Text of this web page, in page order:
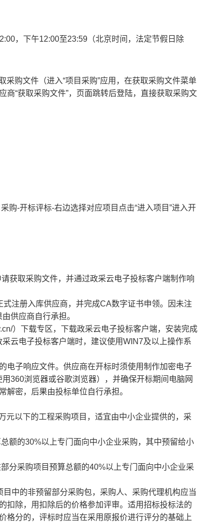
，下午12:00至23:59 （北京时间，法定节假日除
购文件（进入“项目采购”应用，在获取采购文件菜单
“获取采购文件”，页面跳转后登陆，直接获取采购文
购-开标评标-右边选择对应项目点击“进入项目”进入开
获取采购文件，并通过政采云电子投标客户端制作响
注册入库供应商，并完成CA数字证书申领。因未注
供应商自行承担。
）下载专区，下载政采云电子投标客户端，安装完成
云电子投标客户端时，建议使用WIN7及以上操作系
电子响应文件。供应商在开标时须使用制作加密电子
360浏览器或谷歌浏览器），并确保开标期间电脑网
解密，后果由投标单位自行承担。
元以下的工程采购项目，适宜由中小企业提供的，采
额的30%以上专门面向中小企业采购，其中预留给小
分采购项目预算总额的40%以上专门面向中小企业采
中的非预留部分采购包，采购人、采购代理机构应当
扣除，用扣除后的价格参加评审。适用招标投标法的
格分的，评标时应当在采用原报价进行评分的基础上